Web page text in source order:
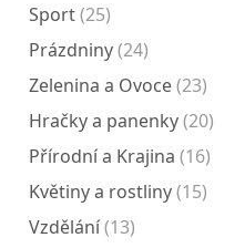
Sport(25)
Prázdniny(24)
Zelenina a Ovoce(23)
Hračky a panenky(20)
Přírodní a Krajina (16)
Květiny a rostliny(15)
Vzdělání(13)